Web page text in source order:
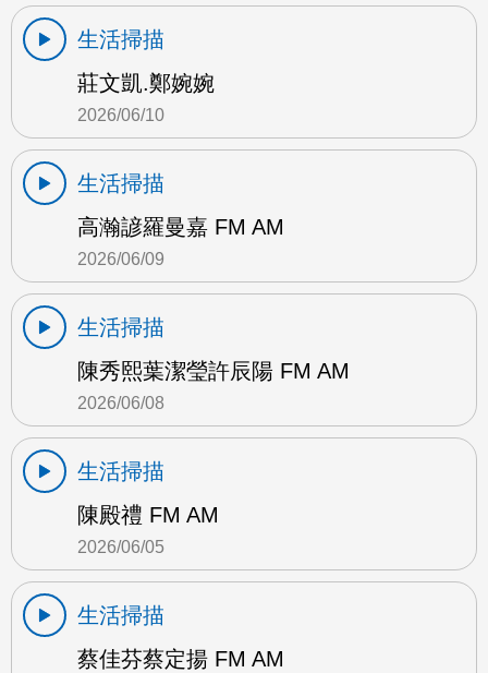
生活掃描
莊文凱.鄭婉婉
2026/06/10
生活掃描
高瀚諺羅曼嘉 FM AM
2026/06/09
生活掃描
陳秀熙葉潔瑩許辰陽 FM AM
2026/06/08
生活掃描
陳殿禮 FM AM
2026/06/05
生活掃描
蔡佳芬蔡定揚 FM AM